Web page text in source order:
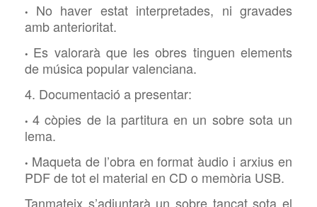
• No haver estat interpretades, ni gravades
amb anterioritat.
• Es valorarà que les obres tinguen elements
de música popular valenciana.
4. Documentació a presentar:
•4 còpies de la partitura en un sobre sota un
lema.
• Maqueta de l’obra en format àudio i arxius en
PDF de tot el material en CD o memòria USB.
Tanmateix s’adjuntarà un sobre tancat sota el